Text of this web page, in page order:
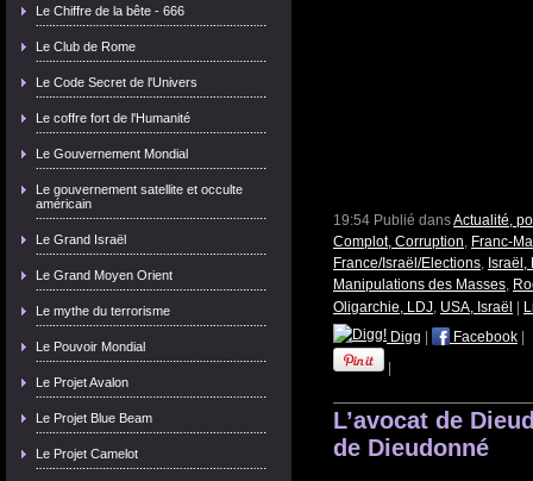
Le Chiffre de la bête - 666
Le Club de Rome
Le Code Secret de l'Univers
Le coffre fort de l'Humanité
Le Gouvernement Mondial
Le gouvernement satellite et occulte
américain
Le Grand Israël
Le Grand Moyen Orient
Le mythe du terrorisme
Le Pouvoir Mondial
Le Projet Avalon
Le Projet Blue Beam
Le Projet Camelot
19:54 Publié dansActualité,
Complot, Corruption, Franc-
France/Israël/Elections,
Manipulations des Masses,
Oligarchie, LDJ, USA, Israël
Digg
Facebook
L’avocat de
de Dieudonné